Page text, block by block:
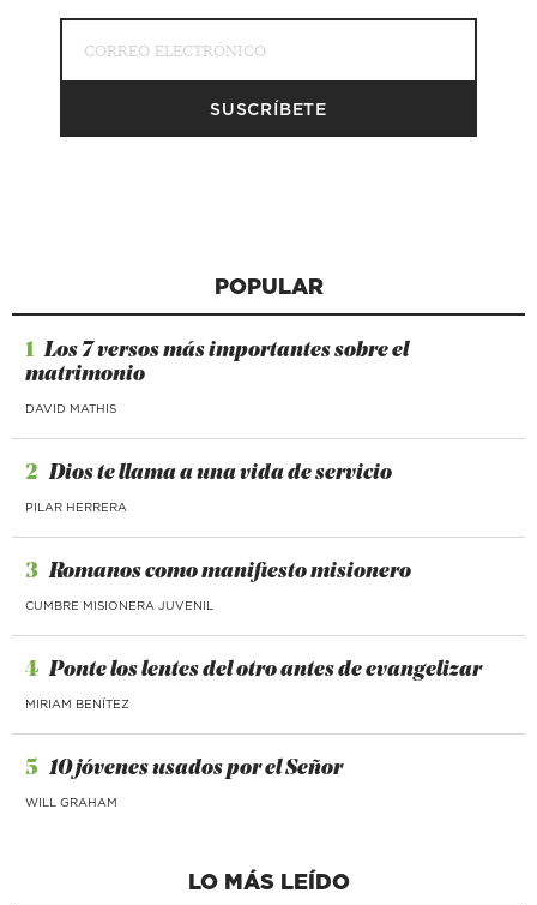
POPULAR
1 Los 7 versos más importantes sobre el
matrimonio
DAVID MATHIS
2 Dios te llama a una vida de servicio
PILAR HERRERA
3 Romanos como manifiesto misionero
CUMBRE MISIONERA JUVENIL
4 Ponte los lentes del otro antes de evangelizar
MIRIAM BENÍTEZ
5 10 jóvenes usados por el Señor
WILL GRAHAM
LO MÁS LEÍDO